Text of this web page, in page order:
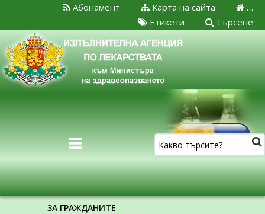
…
Карта на сайта
Абонамент
Търсене
Етикети
ЗА ГРАЖДАНИТЕ